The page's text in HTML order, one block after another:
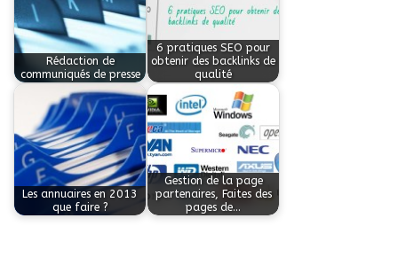
Rédaction de
communiqués de presse
6 pratiques SEO pour
obtenir des backlinks de
qualité
Les annuaires en 2013
que faire ?
Gestion de la page
partenaires, Faites des
pages de…